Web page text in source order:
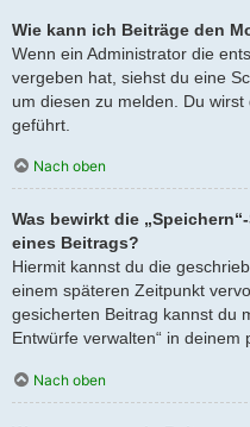
Wie kann ich Beiträge den
Wenn ein Administrator die
vergeben hat, siehst du eine
um diesen zu melden. Du
geführt.
Nach oben
Was bewirkt die
eines Beitrags?
Hiermit kannst du die
einem späteren Zeitpunkt
gesicherten Beitrag kannst du
Entwürfe verwalten“ in
Nach oben